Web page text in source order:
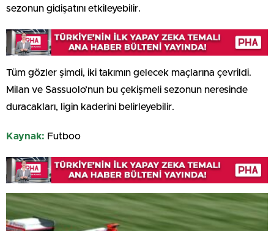
sezonun gidişatını etkileyebilir.
Tüm gözler şimdi, iki takımın gelecek maçlarına çevrildi.
Milan ve Sassuolo’nun bu çekişmeli sezonun neresinde
duracakları, ligin kaderini belirleyebilir.
Kaynak: Futboo